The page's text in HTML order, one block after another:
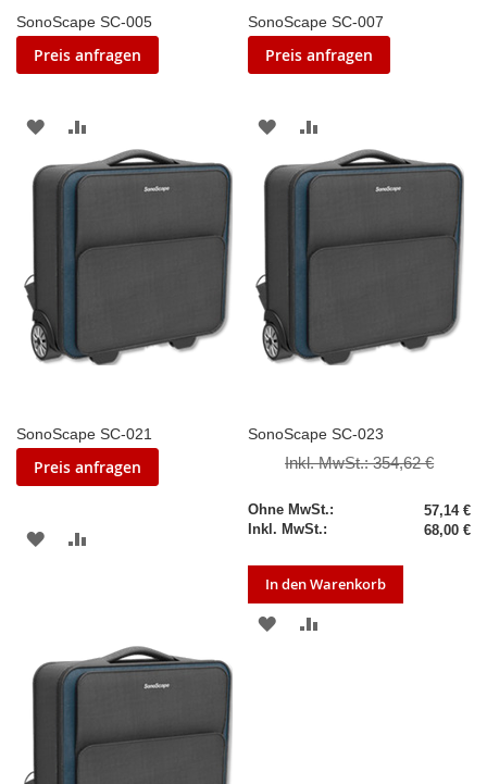
SonoScape SC-005
Preis anfragen
ZUR
WUNSCHLISTE
VERGLEICHSLISTE
SonoScape SC-007
Preis anfragen
ZUR
WUNSCHLISTE
VERGLEICHSLISTE
SonoScape SC-021
Preis anfragen
ZUR
SonoScape SC-023
Inkl. MwSt.:354,62 €
Sonderpreis
57,14 €
68,00 €
In den Warenkorb
ZUR